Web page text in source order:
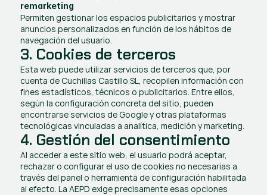
remarketing
Permiten gestionar los espacios publicitarios y mostrar
anuncios personalizados en función de los hábitos de
navegación del usuario.
3. Cookies de terceros
Esta web puede utilizar servicios de terceros que, por
cuenta de Cuchillas Castillo SL, recopilen información con
fines estadísticos, técnicos o publicitarios. Entre ellos,
según la configuración concreta del sitio, pueden
encontrarse servicios de Google y otras plataformas
tecnológicas vinculadas a analítica, medición y marketing.
4. Gestión del consentimiento
Al acceder a este sitio web, el usuario podrá aceptar,
rechazar o configurar el uso de cookies no necesarias a
través del panel o herramienta de configuración habilitada
al efecto. La AEPD exige precisamente esas opciones